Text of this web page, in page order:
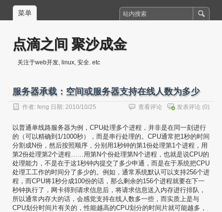
菜单
点滴之间 聚沙成金
关注于web开发, linux, 安全. etc
服务器承载：空间或服务器支持在线人数为多少
作者: feng 日期: 2010/10/25 发表评论 (0)
查看评论
以普通单线路服务器为例， CPU处理多个进程，并非是在同一刻进行
的（可以精确到 1/1000秒），而是串行处理的。 CPU通常把1秒的时间
分割成N份，然后按照顺序，分别用 1秒钟的第1份处理第1个进程，用
第2份处理第2个进程……用第N个份处理第N个进程，也就是说CPU的
处理能力，不是在于这1秒钟内提交了多少申通，而是在于系统把CPU
处理工工作的时间分了多少的。 例如，通常系统默认可以支持256个进
程，而CPU将1秒分成100份的话，那么剩余的156个进程就要在下一
秒钟执行了，网卡得到请求信息后，将请求信息送入内存进行排队，
所以通常内存大的话，会感觉支持在线人数多一些，而实质上是与
CPU划分时间片有关的，性能越高的CPU划分的时间片就可能越多，